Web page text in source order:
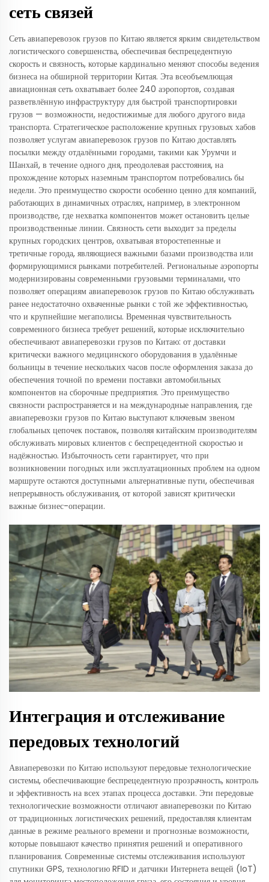
сеть связей
Сеть авиаперевозок грузов по Китаю является ярким свидетельством
логистического совершенства, обеспечивая беспрецедентную
скорость и связность, которые кардинально меняют способы ведения
бизнеса на обширной территории Китая. Эта всеобъемлющая
авиационная сеть охватывает более 240 аэропортов, создавая
разветвлённую инфраструктуру для быстрой транспортировки
грузов — возможности, недостижимые для любого другого вида
транспорта. Стратегическое расположение крупных грузовых хабов
позволяет услугам авиаперевозок грузов по Китаю доставлять
посылки между отдалёнными городами, такими как Урумчи и
Шанхай, в течение одного дня, преодолевая расстояния, на
прохождение которых наземным транспортом потребовались бы
недели. Это преимущество скорости особенно ценно для компаний,
работающих в динамичных отраслях, например, в электронном
производстве, где нехватка компонентов может остановить целые
производственные линии. Связность сети выходит за пределы
крупных городских центров, охватывая второстепенные и
третичные города, являющиеся важными базами производства или
формирующимися рынками потребителей. Региональные аэропорты
модернизированы современными грузовыми терминалами, что
позволяет операциям авиаперевозок грузов по Китаю обслуживать
ранее недостаточно охваченные рынки с той же эффективностью,
что и крупнейшие мегаполисы. Временная чувствительность
современного бизнеса требует решений, которые исключительно
обеспечивают авиаперевозки грузов по Китаю: от доставки
критически важного медицинского оборудования в удалённые
больницы в течение нескольких часов после оформления заказа до
обеспечения точной по времени поставки автомобильных
компонентов на сборочные предприятия. Это преимущество
связности распространяется и на международные направления, где
авиаперевозки грузов по Китаю выступают ключевым звеном
глобальных цепочек поставок, позволяя китайским производителям
обслуживать мировых клиентов с беспрецедентной скоростью и
надёжностью. Избыточность сети гарантирует, что при
возникновении погодных или эксплуатационных проблем на одном
маршруте остаются доступными альтернативные пути, обеспечивая
непрерывность обслуживания, от которой зависят критически
важные бизнес-операции.
Интеграция и отслеживание
передовых технологий
Авиаперевозки по Китаю используют передовые технологические
системы, обеспечивающие беспрецедентную прозрачность, контроль
и эффективность на всех этапах процесса доставки. Эти передовые
технологические возможности отличают авиаперевозки по Китаю
от традиционных логистических решений, предоставляя клиентам
данные в режиме реального времени и прогнозные возможности,
которые повышают качество принятия решений и оперативного
планирования. Современные системы отслеживания используют
спутники GPS, технологию RFID и датчики Интернета вещей (IoT)